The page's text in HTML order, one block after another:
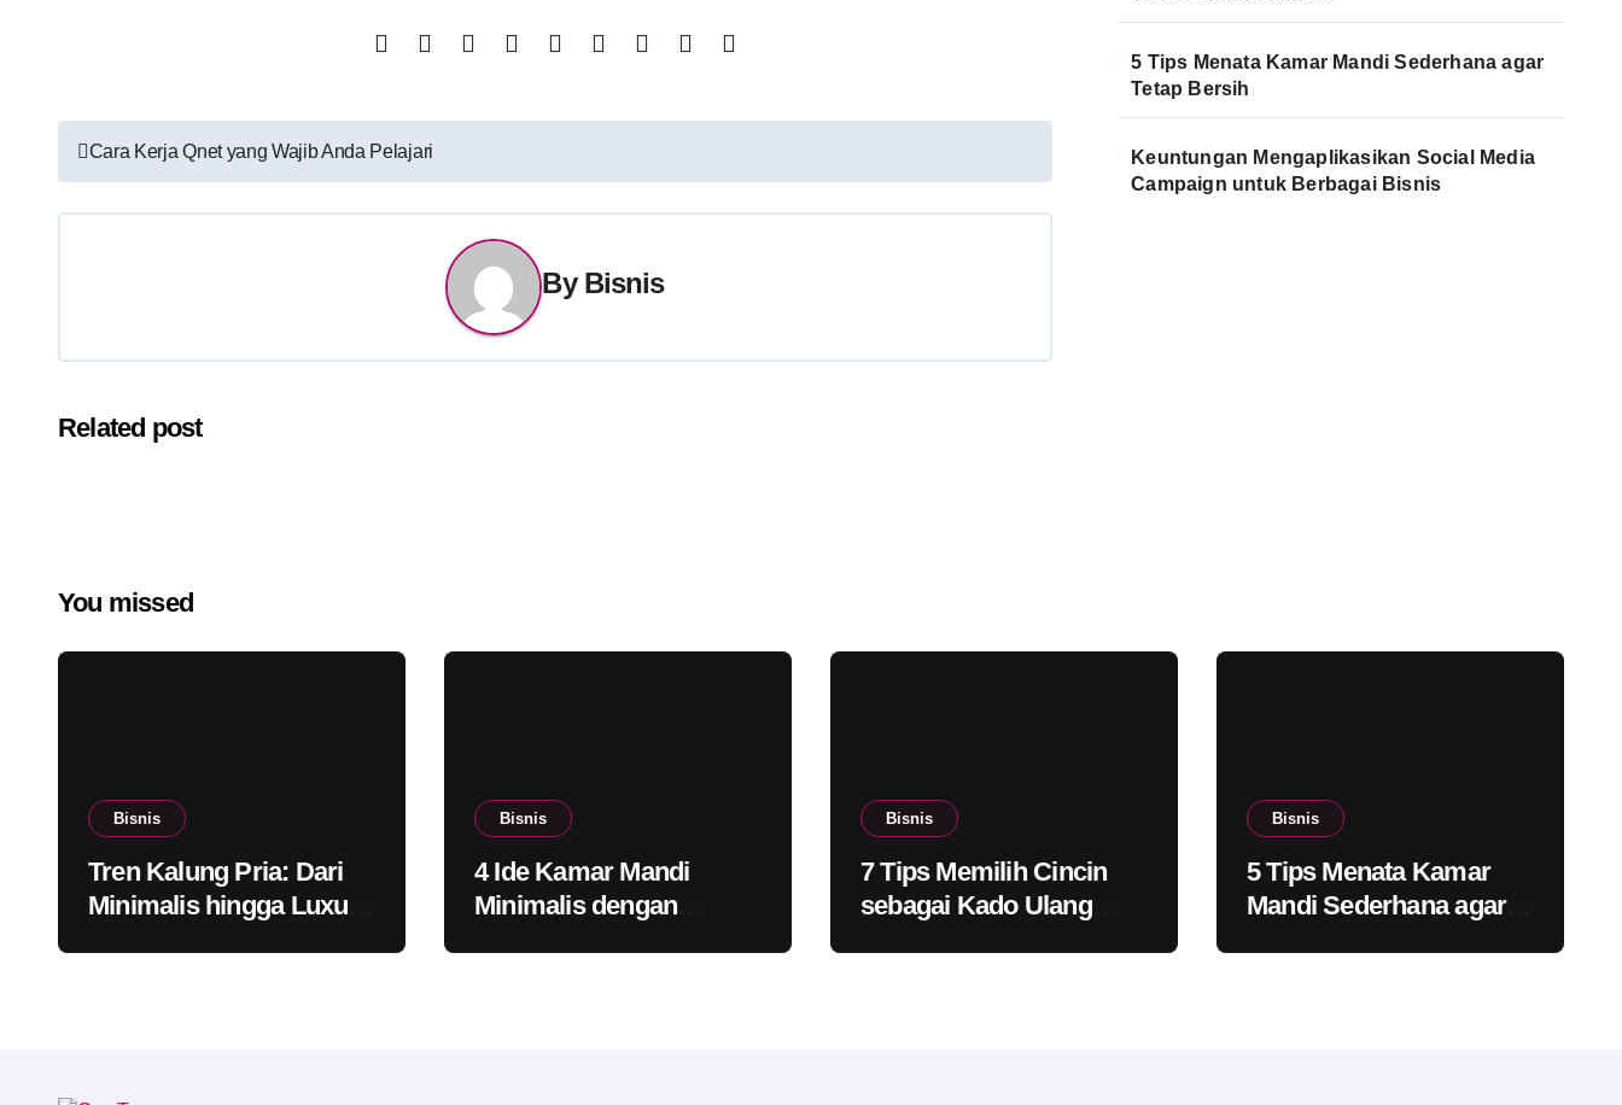
Post
Cara Kerja Qnet yang Wajib Anda Pelajari
By Bisnis
Related post
5 Tips Menata Kamar Mandi Sederhana agar
Tetap Bersih
Keuntungan Mengaplikasikan Social Media
Campaign untuk Berbagai Bisnis
You missed
Bisnis
Tren Kalung Pria: Dari
Minimalis hingga Luxury
Bisnis
4 Ide Kamar Mandi
Minimalis dengan
Bisnis
7 Tips Memilih Cincin
sebagai Kado Ulang
Bisnis
5 Tips Menata Kamar
Mandi Sederhana agar